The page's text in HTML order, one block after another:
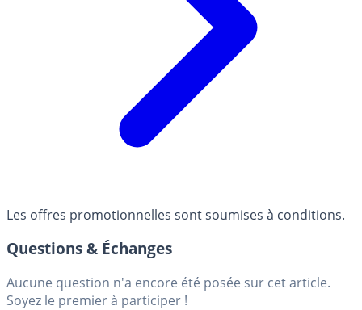
Les offres promotionnelles sont soumises à conditions.
Questions & Échanges
Aucune question n'a encore été posée sur cet article.
Soyez le premier à participer !